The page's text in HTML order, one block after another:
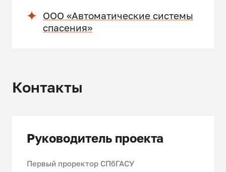
ООО «Автоматические системы
спасения»
Контакты
Руководитель проекта
Первый проректор СПбГАСУ